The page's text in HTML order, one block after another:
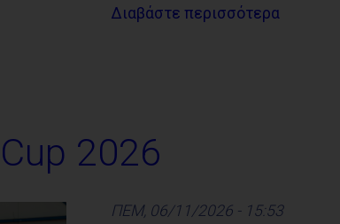
Διαβάστε περισσότερα
2026
ΠΕΜ, 06/11/2026 - 15:53